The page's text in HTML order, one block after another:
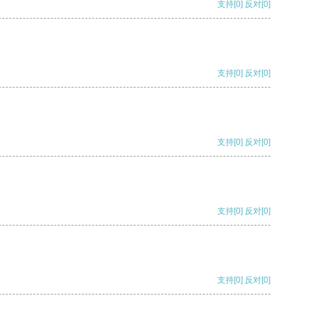
支持[0] 反对[0]
支持[0] 反对[0]
支持[0] 反对[0]
支持[0] 反对[0]
支持[0] 反对[0]